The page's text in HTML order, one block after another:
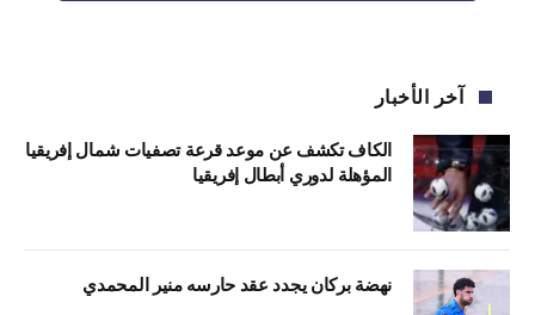
آخر الأخبار
الكاف تكشف عن موعد قرعة تصفيات شمال إفريقيا
المؤهلة لدوري أبطال إفريقيا
نهضة بركان يجدد عقد حارسه منير المحمدي